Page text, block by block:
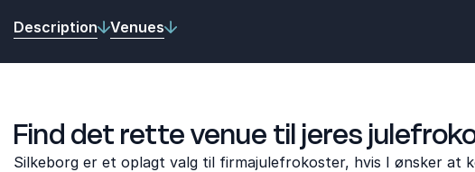
Description Venues
Find det rette venue til jeres
Silkeborg er et oplagt valg til firmajulefrokoster, hvis I ønsker at